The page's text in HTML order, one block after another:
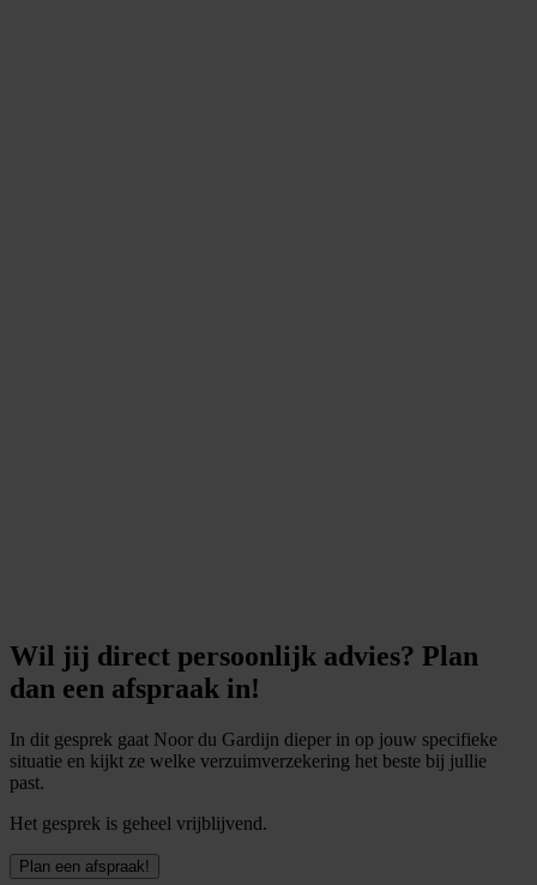
Wil jij direct persoonlijk advies? Plan
dan een afspraak in!
In dit gesprek gaat Noor du Gardijn dieper in op jouw specifieke
situatie en kijkt ze welke verzuimverzekering het beste bij jullie
past.
Het gesprek is geheel vrijblijvend.
Plan een afspraak!